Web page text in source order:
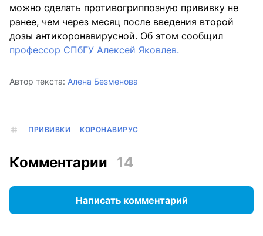
можно сделать противогриппозную прививку не
ранее, чем через месяц после введения второй
дозы антикоронавирусной. Об этом сообщил
профессор СПбГУ Алексей Яковлев.
Автор текста: Алена Безменова
ПРИВИВКИ КОРОНАВИРУС
Комментарии 14
Написать комментарий